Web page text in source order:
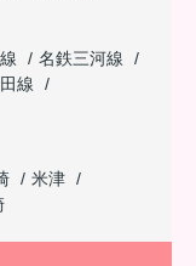
名鉄三河線
線
米津